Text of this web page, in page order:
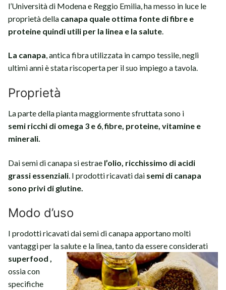
l’Università di Modena e Reggio Emilia, ha messo in luce le
proprietà della canapa quale ottima fonte di fibre e
proteine quindi utili per la linea e la salute
La canapa, antica fibra utilizzata in campo tessile, negli
ultimi anni è stata riscoperta per il suo impiego a tavola.
Proprietà
La parte della pianta maggiormente sfruttata sono i
semi ricchi di omega 3 e 6,fibre, proteine, vitamine e
minerali.
Dai semi di canapa si estrae l’olio, ricchissimo di acidi
grassi essenziali . I prodotti ricavati dai semi di canapa
sono privi di glutine.
Modo d’uso
I prodotti ricavati dai semi di canapa apportano molti
vantaggi per la salute e la linea, tanto da essereconsiderati
superfood ,
ossia con
specifiche